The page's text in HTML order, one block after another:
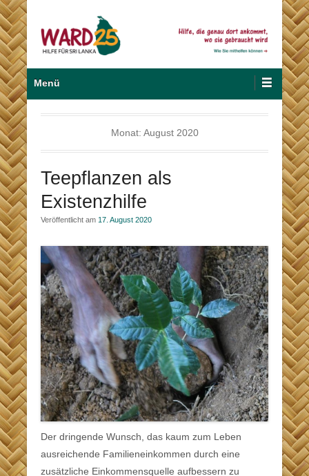
Zum
Inhalt
wechseln
Ward 25
Primäres
Menü
Menü
Monat: August 2020
Teepflanzen als
Existenzhilfe
Veröffentlicht am 17. August 2020
Der dringende Wunsch, das kaum zum Leben
ausreichende Familieneinkommen durch eine
zusätzliche Einkommensquelle aufbessern zu